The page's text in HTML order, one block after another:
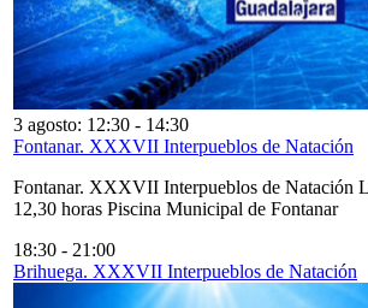
3 agosto: 12:30 - 14:30
Fontanar. XXXVII Interpueblos de Natación
Fontanar. XXXVII Interpueblos de Natación
12,30 horas Piscina Municipal de Fontanar
18:30 - 21:00
Brihuega. XXXVII Interpueblos de Natación